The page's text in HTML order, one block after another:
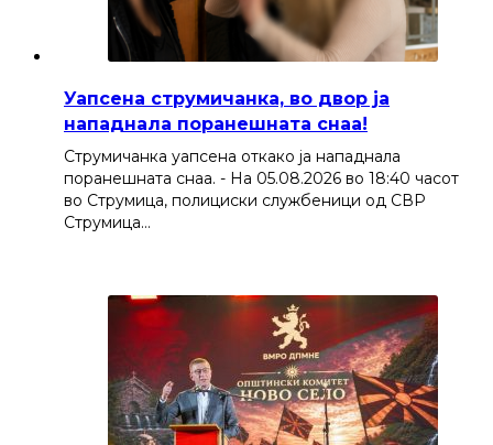
Уапсена струмичанка, во двор ја
нападнала поранешната снаа!
Струмичанка уапсена откако ја нападнала
поранешната снаа. - На 05.08.2026 во 18:40 часот
во Струмица, полициски службеници од СВР
Струмица…